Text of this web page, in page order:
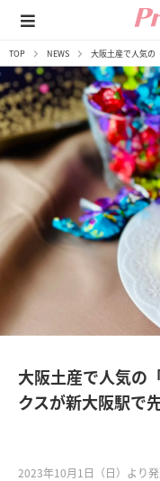
TOP NEWS 大阪土産で人気の
大阪土産で人気の
クスが新大阪駅で
2023年10月1日（日）より